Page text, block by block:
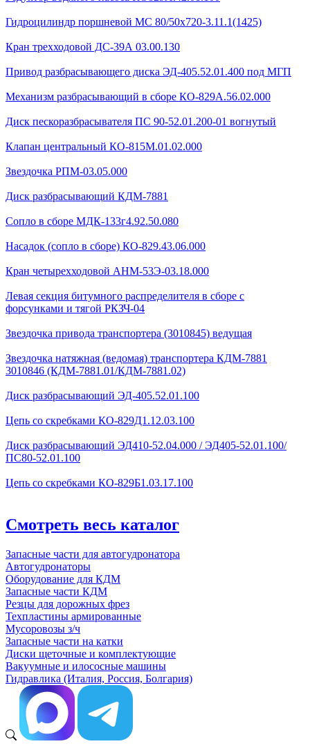
Гидроцилиндр поршневой МС 80/50х720-3.11.1(1425)
Кран трехходовой ДС-39А 03.00.130
Привод разбрасывающего диска ЭД-405.52.01.400 под МГП
Механизм разбрасывающий в сборе КО-829А.56.02.000
Диск пескоразбрасывателя ПС 90-52.01.200-01 вогнутый
Клапан центральный КО-815М.01.02.000
Звездочка РПМ-03.05.000
Диск разбрасывающий КДМ-7881
Сопло в сборе МДК-133г4.92.50.080
Насадок (сопло в сборе) КО-829.43.06.000
Кран четырехходовой AHМ-53Э-03.18.000
Левая секция битумного распределителя в сборе с
форсунками и тягой РКЗЧ-04
Звездочка привода транспортера (3010845) ведущая
Звездочка натяжная (ведомая) транспортера КДМ-7881
3010846 (КДМ-7881.01/КДМ-7881.02)
Диск разбрасывающий ЭД-405.52.01.100
Цепь со скребками КО-829Д1.12.03.100
Диск разбрасывающий ЭД410-52.04.000 / ЭД405-52.01.100/
ПС80-52.01.100
Цепь со скребками КО-829Б1.03.17.100
Смотреть весь каталог
Запасные части для автогудронатора
Автогудронаторы
Оборудование для КДМ
Запасные части КДМ
Резцы для дорожных фрез
Техпластины армированные
Мусоровозы з/ч
Запасные части на катки
Диски щеточные и комплектующие
Вакуумные и илососные машины
Гидравлика (Италия, Россия, Болгария)